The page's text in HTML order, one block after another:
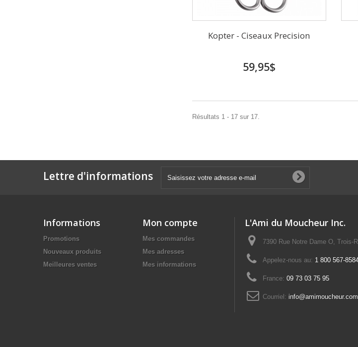
Kopter - Ciseaux Precision
59,95$
Résultats 1 - 17 sur 17.
Lettre d'informations
Informations
Promotions
Nouveaux produits
Meilleures ventes
Mon compte
Mes commandes
Mes adresses
Mes informations
L'Ami du Moucheur Inc.
7390 Rue Notre Dame O, Trois-
Appelez-nous au: 1 800 567-
France: 09 73 03 75 95
Courriel: info@amimoucheur.com